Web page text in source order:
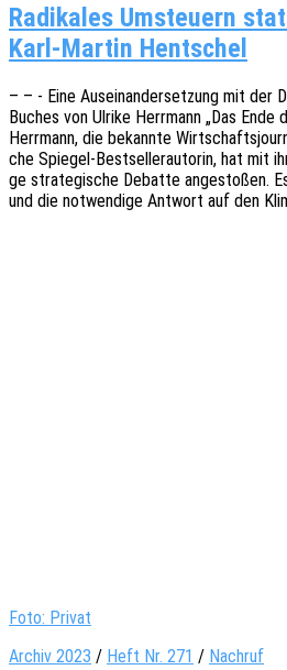
Radikales Umsteuern
Karl-Martin Hentschel
– – - Eine Ausein­an­der­set­zung mit der
Buches von Ulrike Herr­mann „Das
Herr­mann, die bekann­te
che Spie­­gel-Best­­sel­­ler­au­­to­rin, hat mit
ge stra­te­gi­sche Debat­te ange­sto­ßen.
und die notwen­di­ge Antwort auf den
Foto: Privat
Archiv 2023 / Heft Nr. 271 / Nachruf